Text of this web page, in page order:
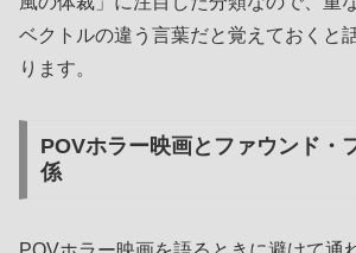
ベクトルの違う言葉だと覚えておくと
ります。
POVホラー映画とファウンド・
係